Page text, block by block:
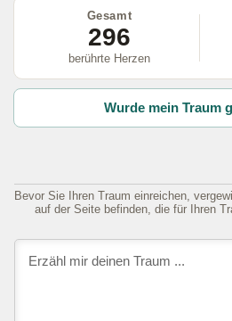
Gesamt
296
berührte Herzen
Wurde mein Traum
Bevor Sie Ihren Traum einreichen,
auf der Seite befinden, die für Ihren